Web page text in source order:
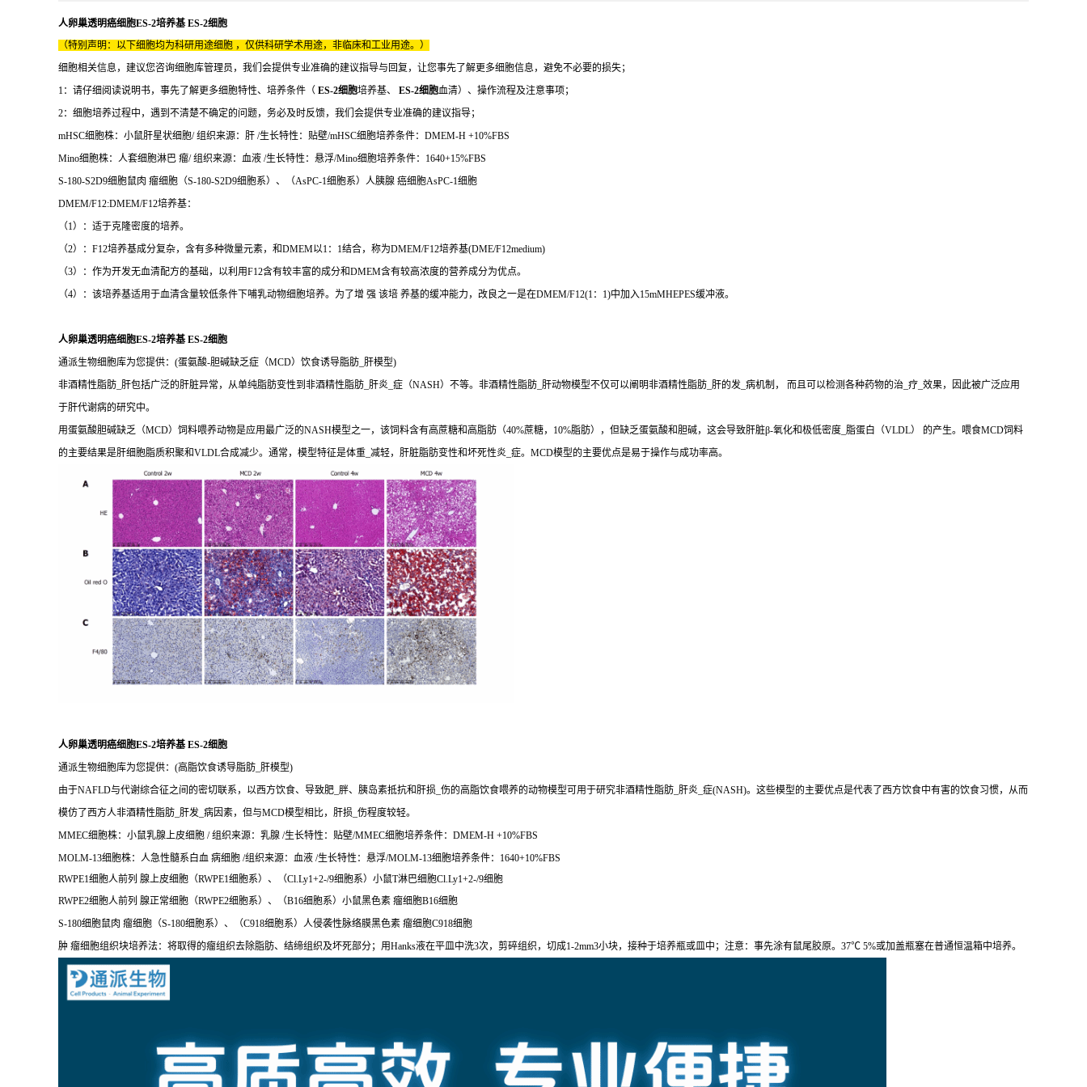
人卵巢透明癌细胞ES-2培养基 ES-2细胞
（特别声明：以下细胞均为科研用途细胞 ，仅供科研学术用途，非临床和工业用途。）
细胞相关信息，建议您咨询细胞库管理员，我们会提供专业准确的建议指导与回复，让您事先了解更多细胞信息，避免不必要的损失；
1：请仔细阅读说明书，事先了解更多细胞特性、培养条件（ ES-2细胞培养基、 ES-2细胞血清）、操作流程及注意事项；
2：细胞培养过程中，遇到不清楚不确定的问题，务必及时反馈，我们会提供专业准确的建议指导；
mHSC细胞株：小鼠肝星状细胞/ 组织来源：肝 /生长特性：贴壁/mHSC细胞培养条件：DMEM-H +10%FBS
Mino细胞株：人套细胞淋巴 瘤/ 组织来源：血液 /生长特性：悬浮/Mino细胞培养条件：1640+15%FBS
S-180-S2D9细胞鼠肉 瘤细胞（S-180-S2D9细胞系）、（AsPC-1细胞系）人胰腺 癌细胞AsPC-1细胞
DMEM/F12:DMEM/F12培养基：
（1）：适于克隆密度的培养。
（2）：F12培养基成分复杂，含有多种微量元素，和DMEM以1：1结合，称为DMEM/F12培养基(DME/F12medium)
（3）：作为开发无血清配方的基础，以利用F12含有较丰富的成分和DMEM含有较高浓度的营养成分为优点。
（4）：该培养基适用于血清含量较低条件下哺乳动物细胞培养。为了增 强 该培 养基的缓冲能力，改良之一是在DMEM/F12(1：1)中加入15mMHEPES缓冲液。
人卵巢透明癌细胞ES-2培养基 ES-2细胞
通派生物细胞库为您提供：(蛋氨酸-胆碱缺乏症（MCD）饮食诱导脂肪_肝模型)
非酒精性脂肪_肝包括广泛的肝脏异常，从单纯脂肪变性到非酒精性脂肪_肝炎_症（NASH）不等。非酒精性脂肪_肝动物模型不仅可以阐明非酒精性脂肪_肝的发_病机制， 而且可以检测各种药物的治_疗_效果，因此被广泛应用
于肝代谢病的研究中。
用蛋氨酸胆碱缺乏（MCD）饲料喂养动物是应用最广泛的NASH模型之一，该饲料含有高蔗糖和高脂肪（40%蔗糖，10%脂肪），但缺乏蛋氨酸和胆碱，这会导致肝脏β-氧化和极低密度_脂蛋白（VLDL） 的产生。喂食MCD饲料
的主要结果是肝细胞脂质积聚和VLDL合成减少。通常，模型特征是体重_减轻，肝脏脂肪变性和坏死性炎_症。MCD模型的主要优点是易于操作与成功率高。
人卵巢透明癌细胞ES-2培养基 ES-2细胞
通派生物细胞库为您提供：(高脂饮食诱导脂肪_肝模型)
由于NAFLD与代谢综合征之间的密切联系，以西方饮食、导致肥_胖、胰岛素抵抗和肝损_伤的高脂饮食喂养的动物模型可用于研究非酒精性脂肪_肝炎_症(NASH)。这些模型的主要优点是代表了西方饮食中有害的饮食习惯，从而
模仿了西方人非酒精性脂肪_肝发_病因素，但与MCD模型相比，肝损_伤程度较轻。
MMEC细胞株：小鼠乳腺上皮细胞 / 组织来源：乳腺 /生长特性：贴壁/MMEC细胞培养条件：DMEM-H +10%FBS
MOLM-13细胞株：人急性髓系白血 病细胞 /组织来源：血液 /生长特性：悬浮/MOLM-13细胞培养条件：1640+10%FBS
RWPE1细胞人前列 腺上皮细胞（RWPE1细胞系）、（Cl.Ly1+2-/9细胞系）小鼠T淋巴细胞Cl.Ly1+2-/9细胞
RWPE2细胞人前列 腺正常细胞（RWPE2细胞系）、（B16细胞系）小鼠黑色素 瘤细胞B16细胞
S-180细胞鼠肉 瘤细胞（S-180细胞系）、（C918细胞系）人侵袭性脉络膜黑色素 瘤细胞C918细胞
肿 瘤细胞组织块培养法：将取得的瘤组织去除脂肪、结缔组织及坏死部分；用Hanks液在平皿中洗3次，剪碎组织，切成1-2mm3小块，接种于培养瓶或皿中；注意：事先涂有鼠尾胶原。37℃ 5%或加盖瓶塞在普通恒温箱中培养。